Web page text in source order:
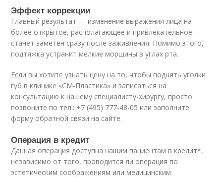
Эффект коррекции
Главный результат — изменение выражения лица на
более открытое, располагающее и привлекательное —
станет заметен сразу после заживления. Помимо этого,
подтяжка устранит мелкие морщины в углах рта.
Если вы хотите узнать цену на то, чтобы поднять уголки
губ в клинике «СМ-Пластика» и записаться на
консультацию к нашему специалисту-хирургу, просто
позвоните по тел.: +7 (495) 777-48-05 или заполните
форму обратной связи на сайте.
Операция в кредит
Данная операция доступна нашим пациентам в кредит*,
независимо от того, проводится ли операция по
эстетическим соображениям или медицинским